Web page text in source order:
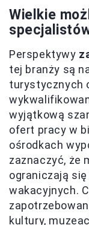
Wielkie
Perspektywy
tej branży są
turystycznych
wyjątkową
ofert pracy w
ośrodkach
zaznaczyć, że
ograniczają
wakacyjnych.
kultury,